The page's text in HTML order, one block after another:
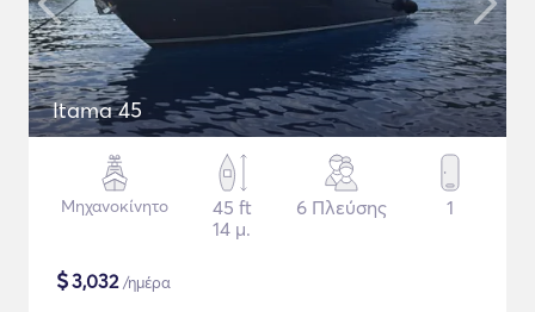
Itama 45
Μηχανοκίνητο
45 ft
14 μ.
6 Πλεύσης 1
$3,032/ημέρα